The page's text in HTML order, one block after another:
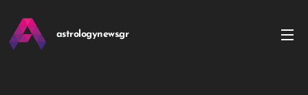
astrologynews.gr